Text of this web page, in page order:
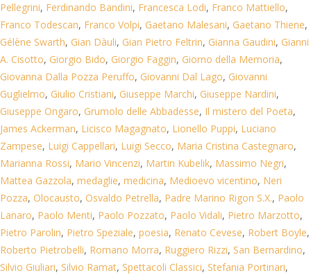
Pellegrini, Ferdinando Bandini, Francesca Lodi, Franco Mattiello,
Franco Todescan, Franco Volpi, Gaetano Malesani, Gaetano Thiene,
Gélène Swarth, Gian Dàuli, Gian Pietro Feltrin, Gianna Gaudini, Gianni
A. Cisotto, Giorgio Bido, Giorgio Faggin, Giorno della Memoria,
Giovanna Dalla Pozza Peruffo, Giovanni Dal Lago, Giovanni
Guglielmo, Giulio Cristiani, Giuseppe Marchi, Giuseppe Nardini,
Giuseppe Ongaro, Grumolo delle Abbadesse, Il mistero del Poeta,
James Ackerman, Licisco Magagnato, Lionello Puppi, Luciano
Zampese, Luigi Cappellari, Luigi Secco, Maria Cristina Castegnaro,
Marianna Rossi, Mario Vincenzi, Martin Kubelik, Massimo Negri,
Mattea Gazzola, medaglie, medicina, Medioevo vicentino, Neri
Pozza, Olocausto, Osvaldo Petrella, Padre Marino Rigon S.X., Paolo
Lanaro, Paolo Menti, Paolo Pozzato, Paolo Vidali, Pietro Marzotto,
Pietro Parolin, Pietro Speziale, poesia, Renato Cevese, Robert Boyle,
Roberto Pietrobelli, Romano Morra, Ruggiero Rizzi, San Bernardino,
Silvio Giuliari, Silvio Ramat, Spettacoli Classici, Stefania Portinari,